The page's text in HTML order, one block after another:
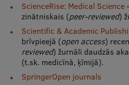
Zinātnieku brokastis
Vertikāli integrētie projekti
Zinātniskās konferences
Inovāciju centrs
ScienceRise: Medical Science-
zinātniskais (peer-reviewed)
Scientific & Academic
brīvpieejā (open access)
reviewed) žurnāli daudzās
(t.sk. medicīnā, ķīmijā).
SpringerOpen journals